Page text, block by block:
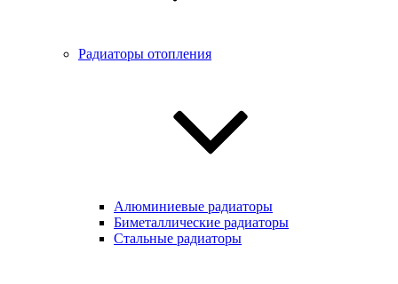
Радиаторы отопления
Алюминиевые радиаторы
Биметаллические радиаторы
Стальные радиаторы